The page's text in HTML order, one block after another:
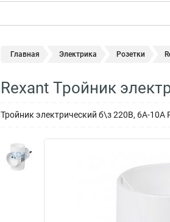
Главная Электрика Розетки
Rexant Тройник
Тройник электрический б\з 220В, 6A-10A